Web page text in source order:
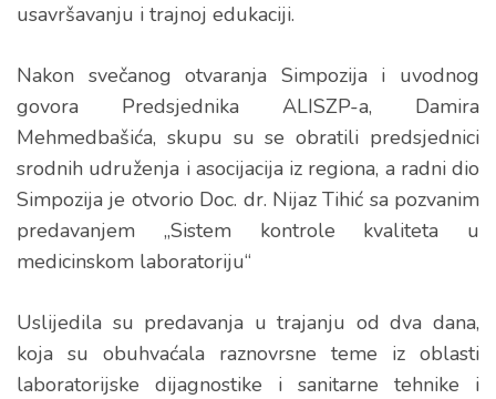
usavršavanju i trajnoj edukaciji.
Nakon svečanog otvaranja Simpozija i uvodnog
govora Predsjednika ALISZP-a, Damira
Mehmedbašića, skupu su se obratili predsjednici
srodnih udruženja i asocijacija iz regiona, a radni dio
Simpozija je otvorio Doc. dr. Nijaz Tihić sa pozvanim
predavanjem „Sistem kontrole kvaliteta u
medicinskom laboratoriju“
Uslijedila su predavanja u trajanju od dva dana,
koja su obuhvaćala raznovrsne teme iz oblasti
laboratorijske dijagnostike i sanitarne tehnike i